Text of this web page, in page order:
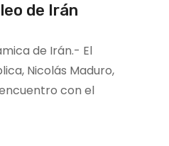
de Irán
de Irán.- El
Nicolás Maduro,
con el